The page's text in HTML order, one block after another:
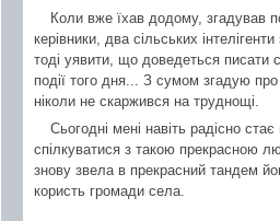
Коли вже їхав додому, згадував
керівники, два сільських
тоді уявити, що доведеться писати
події того дня... З сумом згадую
ніколи не скаржився на труднощі.
Сьогодні мені навіть радісно
спілкуватися з такою прекрасною
знову звела в прекрасний тандем
користь громади села.